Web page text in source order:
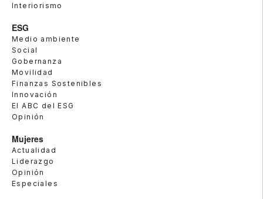
Interiorismo
ESG
Medio ambiente
Social
Gobernanza
Movilidad
Finanzas Sostenibles
Innovación
El ABC del ESG
Opinión
Mujeres
Actualidad
Liderazgo
Opinión
Especiales